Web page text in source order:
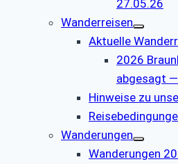
27.05.26
Wanderreisen
Aktuelle
2026
abgesagt —
Hinweise zu
Wanderungen
Wanderungen